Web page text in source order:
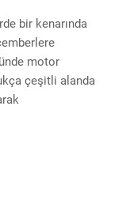
bir kenarında
motor
çeşitli alanda